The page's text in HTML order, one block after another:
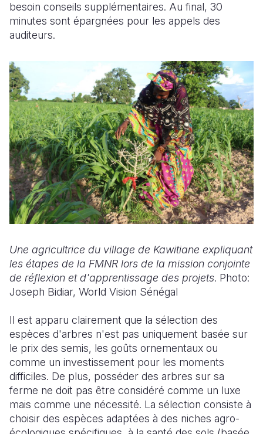
besoin conseils supplémentaires. Au final, 30
minutes sont épargnées pour les appels des
auditeurs.
Une agricultrice du village de Kawitiane expliquant
les étapes de la FMNR lors de la mission conjointe
de réflexion et d'apprentissage des projets. Photo:
Joseph Bidiar, World Vision Sénégal
Il est apparu clairement que la sélection des
espèces d'arbres n'est pas uniquement basée sur
le prix des semis, les goûts ornementaux ou
comme un investissement pour les moments
difficiles. De plus, posséder des arbres sur sa
ferme ne doit pas être considéré comme un luxe
mais comme une nécessité. La sélection consiste à
choisir des espèces adaptées à des niches agro-